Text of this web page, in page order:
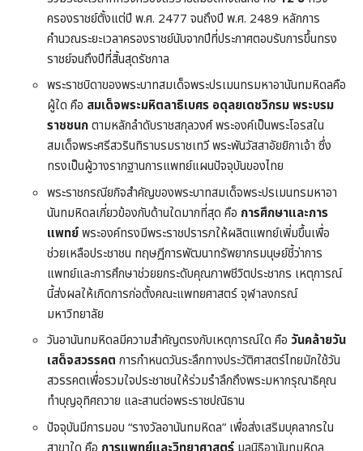
ครองราชย์ตั้งแต่ปี พ.ศ. 2477 จนถึงปี พ.ศ. 2489 หลักการ
คำนวณระยะเวลาครองราชย์นับจากปีที่ประกาศตอบรับการขึ้นทรง
ราชย์จนถึงปีที่สิ้นสุดรัชกาล
พระราชบิดาของพระบาทสมเด็จพระปรเมนทรมหาอานันทมหิดลคือ
ผู้ใด คือ สมเด็จพระมหิตลาธิเบศร อดุลยเดชวิกรม พระบรม
ราชชนกตามหลักลำดับราชสกุลวงศ์ พระองค์เป็นพระโอรสใน
สมเด็จพระศรีสวรินทิราบรมราชเทวี พระพันวัสสาอัยยิกาเจ้า ซึ่ง
ทรงเป็นผู้วางรากฐานการแพทย์แผนปัจจุบันของไทย
พระราชกรณียกิจสำคัญของพระบาทสมเด็จพระปรเมนทรมหาอา
นันทมหิดลเกี่ยวข้องกับด้านใดมากที่สุด คือ การศึกษาและการ
แพทย์พระองค์ทรงมีพระราชปรารภให้ผลิตแพทย์เพิ่มขึ้นเพื่อ
ช่วยเหลือประชาชน ทฤษฎีการพัฒนาทรัพยากรมนุษย์ชี้ว่าการ
แพทย์และการศึกษาช่วยยกระดับคุณภาพชีวิตประชากร เหตุการณ์
นี้ส่งผลให้เกิดการก่อตั้งคณะแพทยศาสตร์ จุฬาลงกรณ์
มหาวิทยาลัย
วันอานันทมหิดลมีความสำคัญตรงกับเหตุการณ์ใด คือ วันคล้ายวัน
เสด็จสวรรคต การกำหนดวันระลึกทางประวัติศาสตร์ไทยมักใช้วัน
สวรรคตเพื่อรวมใจประชาชนให้ร่วมรำลึกถึงพระมหากรุณาธิคุณ
ทำบุญอุทิศถวาย และสานต่อพระราชปณิธาน
ปัจจุบันมีการมอบ “รางวัลอานันทมหิดล” เพื่อส่งเสริมบุคลากรใน